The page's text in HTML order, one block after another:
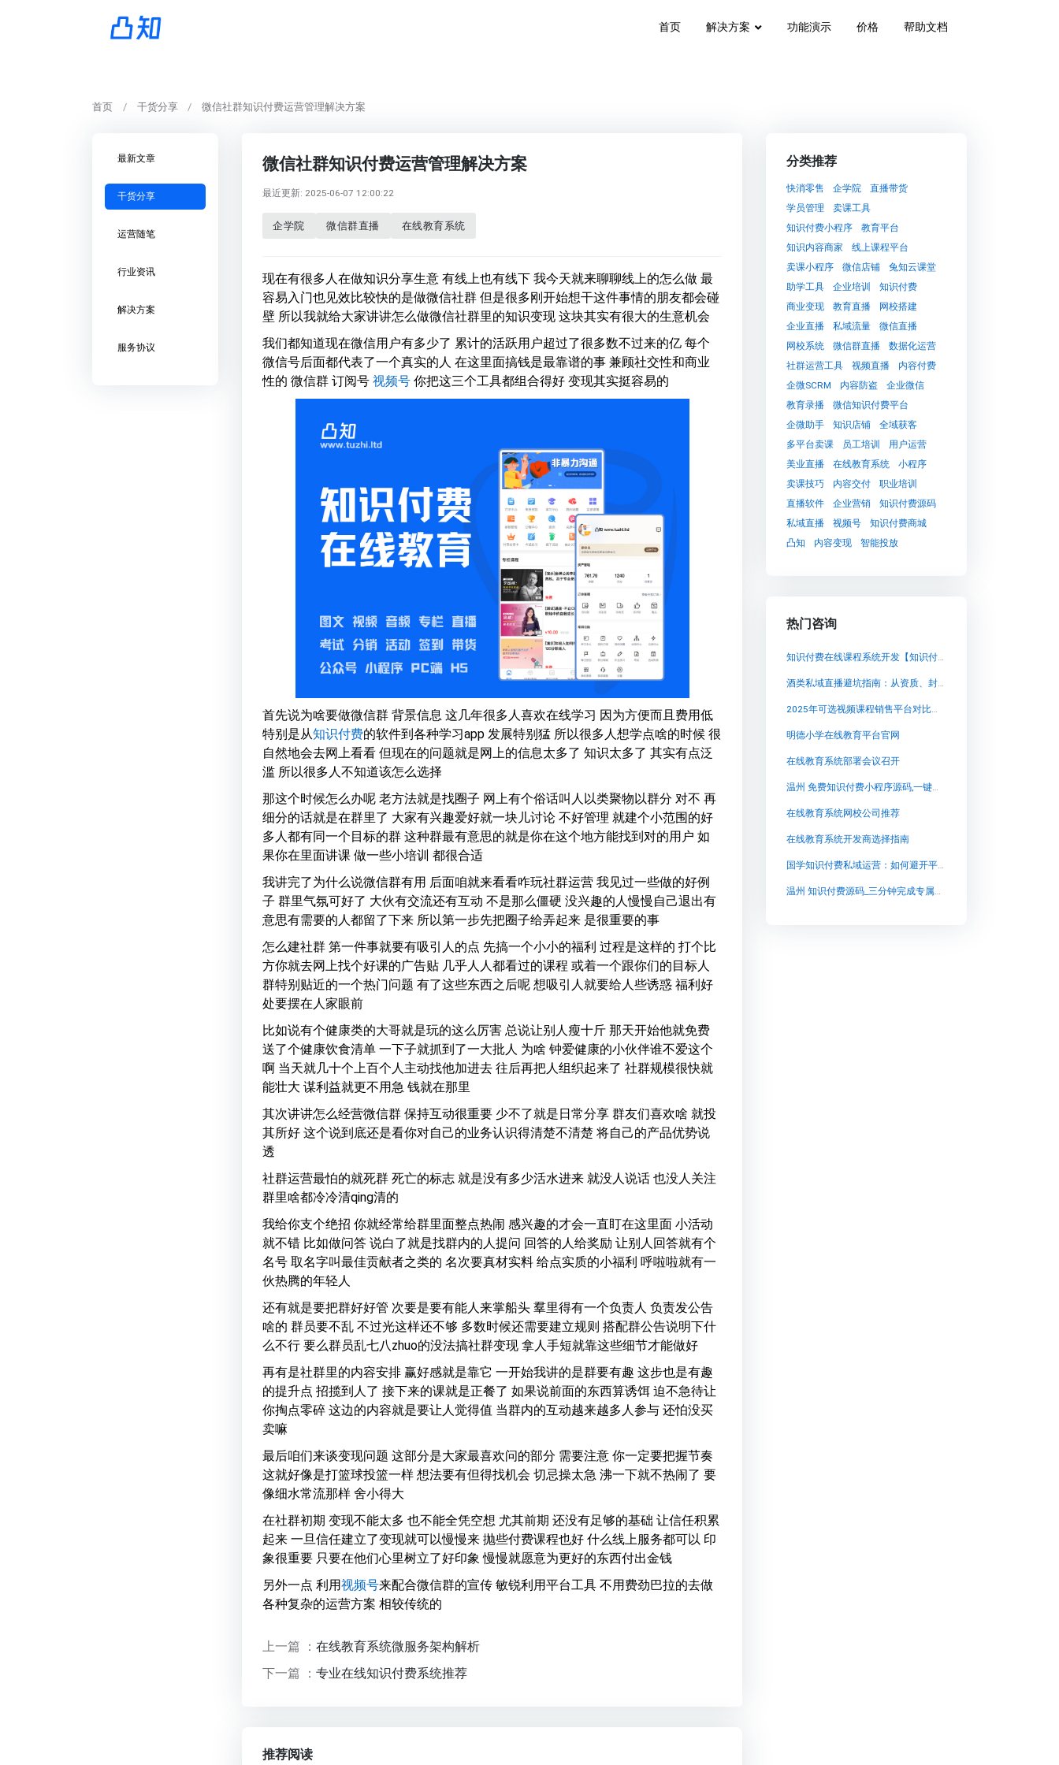
首页 解决方案 功能演示 价格 帮助文档
首页 干货分享 微信社群知识付费运营管理解决方案
最新文章
干货分享
运营随笔
行业资讯
解决方案
服务协议
微信社群知识付费运营管理解决方案
最近更新: 2025-06-07 12:00:22
企学院 微信群直播 在线教育系统
现在有很多人在做知识分享生意 有线上也有线下 我今天就来聊聊线上的怎么做 最
容易入门也见效比较快的是做微信社群 但是很多刚开始想干这件事情的朋友都会碰
壁 所以我就给大家讲讲怎么做微信社群里的知识变现 这块其实有很大的生意机会
我们都知道现在微信用户有多少了 累计的活跃用户超过了很多数不过来的亿 每个
微信号后面都代表了一个真实的人 在这里面搞钱是最靠谱的事 兼顾社交性和商业
性的 微信群 订阅号 视频号你把这三个工具都组合得好 变现其实挺容易的
首先说为啥要做微信群 背景信息 这几年很多人喜欢在线学习 因为方便而且费用低
特别是从知识付费的软件到各种学习app 发展特别猛 所以很多人想学点啥的时候 很
自然地会去网上看看 但现在的问题就是网上的信息太多了 知识太多了 其实有点泛
滥 所以很多人不知道该怎么选择
那这个时候怎么办呢 老方法就是找圈子 网上有个俗话叫人以类聚物以群分 对不 再
细分的话就是在群里了 大家有兴趣爱好就一块儿讨论 不好管理 就建个小范围的好
多人都有同一个目标的群 这种群最有意思的就是你在这个地方能找到对的用户 如
果你在里面讲课 做一些小培训 都很合适
我讲完了为什么说微信群有用 后面咱就来看看咋玩社群运营 我见过一些做的好例
子 群里气氛可好了 大伙有交流还有互动 不是那么僵硬 没兴趣的人慢慢自己退出有
意思有需要的人都留了下来 所以第一步先把圈子给弄起来 是很重要的事
怎么建社群 第一件事就要有吸引人的点 先搞一个小小的福利 过程是这样的 打个比
方你就去网上找个好课的广告贴 几乎人人都看过的课程 或着一个跟你们的目标人
群特别贴近的一个热门问题 有了这些东西之后呢 想吸引人就要给人些诱惑 福利好
处要摆在人家眼前
比如说有个健康类的大哥就是玩的这么厉害 总说让别人瘦十斤 那天开始他就免费
送了个健康饮食清单 一下子就抓到了一大批人 为啥 钟爱健康的小伙伴谁不爱这个
啊 当天就几十个上百个人主动找他加进去 往后再把人组织起来了 社群规模很快就
能壮大 谋利益就更不用急 钱就在那里
其次讲讲怎么经营微信群 保持互动很重要 少不了就是日常分享 群友们喜欢啥 就投
其所好 这个说到底还是看你对自己的业务认识得清楚不清楚 将自己的产品优势说
透
社群运营最怕的就死群 死亡的标志 就是没有多少活水进来 就没人说话 也没人关注
群里啥都冷冷清qing清的
我给你支个绝招 你就经常给群里面整点热闹 感兴趣的才会一直盯在这里面 小活动
就不错 比如做问答 说白了就是找群内的人提问 回答的人给奖励 让别人回答就有个
名号 取名字叫最佳贡献者之类的 名次要真材实料 给点实质的小福利 呼啦啦就有一
伙热腾的年轻人
还有就是要把群好好管 次要是要有能人来掌船头 羣里得有一个负责人 负责发公告
啥的 群员要不乱 不过光这样还不够 多数时候还需要建立规则 搭配群公告说明下什
么不行 要么群员乱七八zhuo的没法搞社群变现 拿人手短就靠这些细节才能做好
再有是社群里的内容安排 赢好感就是靠它 一开始我讲的是群要有趣 这步也是有趣
的提升点 招揽到人了 接下来的课就是正餐了 如果说前面的东西算诱饵 迫不急待让
你掏点零碎 这边的内容就是要让人觉得值 当群内的互动越来越多人参与 还怕没买
卖嘛
最后咱们来谈变现问题 这部分是大家最喜欢问的部分 需要注意 你一定要把握节奏
这就好像是打篮球投篮一样 想法要有但得找机会 切忌操太急 沸一下就不热闹了 要
像细水常流那样 舍小得大
在社群初期 变现不能太多 也不能全凭空想 尤其前期 还没有足够的基础 让信任积累
起来 一旦信任建立了变现就可以慢慢来 抛些付费课程也好 什么线上服务都可以 印
象很重要 只要在他们心里树立了好印象 慢慢就愿意为更好的东西付出金钱
另外一点 利用视频号来配合微信群的宣传 敏锐利用平台工具 不用费劲巴拉的去做
各种复杂的运营方案 相较传统的
上一篇 ： 在线教育系统微服务架构解析
下一篇 ： 专业在线知识付费系统推荐
推荐阅读
分类推荐
快消零售 企学院
直播带货
学员管理
卖课工具
知识付费小程序
教育平台
知识内容商家
线上课程平台
卖课小程序
微信店铺
兔知云课堂
助学工具
企业培训
知识付费
商业变现
教育直播
网校搭建
企业直播
私域流量
微信直播
网校系统
微信群直播
数据化运营
社群运营工具
视频直播
内容付费
企微SCRM
内容防盗
企业微信
教育录播
微信知识付费平台
企微助手
知识店铺
全域获客
多平台卖课
员工培训
用户运营
美业直播
在线教育系统
小程序
卖课技巧
内容交付
职业培训
直播软件
企业营销
知识付费源码
私域直播
视频号
知识付费商城
凸知
内容变现 智能投放
热门咨询
知识付费在线课程系统开发【知识付费在线课程系统开发知识付费系统系统怎么制作，知识付费系统搭建使用教程】
酒类私域直播避坑指南：从资质、封禁到利润的实战复盘
2025年可选视频课程销售平台对比分析
明德小学在线教育平台官网
在线教育系统部署会议召开
温州 免费知识付费小程序源码,一键生成小程序【温州 免费知识付费小程序源码,一键生成小程序知识付费系统系统怎么制作，知识付费系统搭建使用教程】
在线教育系统网校公司推荐
在线教育系统开发商选择指南
国学知识付费私域运营：如何避开平台规则与内容审核的坑
温州 知识付费源码_三分钟完成专属知识付费源码_口碑【温州 知识付费源码_三分钟完成专属知识付费源码_口碑知识付费系统系统怎么制作，知识付费系统搭建使用教程】